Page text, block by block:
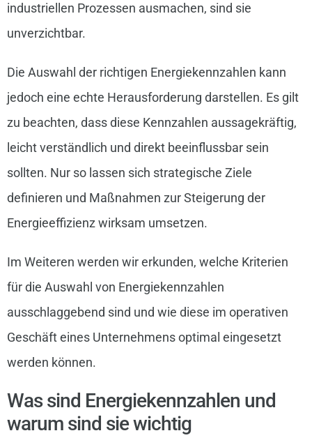
industriellen Prozessen ausmachen, sind sie
unverzichtbar.
Die Auswahl der richtigen Energiekennzahlen kann
jedoch eine echte Herausforderung darstellen. Es gilt
zu beachten, dass diese Kennzahlen aussagekräftig,
leicht verständlich und direkt beeinflussbar sein
sollten. Nur so lassen sich strategische Ziele
definieren und Maßnahmen zur Steigerung der
Energieeffizienz wirksam umsetzen.
Im Weiteren werden wir erkunden, welche Kriterien
für die Auswahl von Energiekennzahlen
ausschlaggebend sind und wie diese im operativen
Geschäft eines Unternehmens optimal eingesetzt
werden können.
Was sind Energiekennzahlen und
warum sind sie wichtig